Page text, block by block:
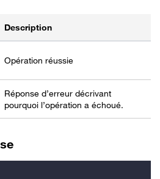
Description
Opération réussie
Réponse d’erreur décrivant
pourquoi l’opération a échoué.